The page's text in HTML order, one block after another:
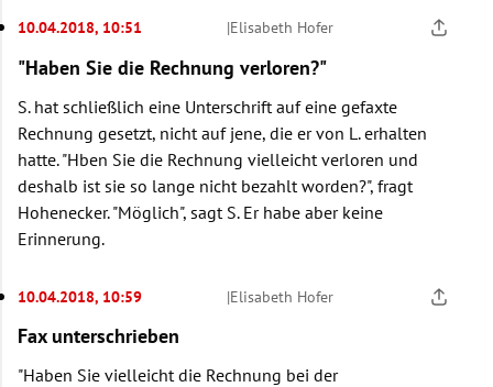
10.04.2018, 10:51 |Elisabeth Hofer
"Haben Sie die Rechnung verloren?"
S. hat schließlich eine Unterschrift auf eine gefaxte
Rechnung gesetzt, nicht auf jene, die er von L. erhalten
hatte. "Hben Sie die Rechnung vielleicht verloren und
deshalb ist sie so lange nicht bezahlt worden?", fragt
Hohenecker. "Möglich", sagt S. Er habe aber keine
Erinnerung.
10.04.2018, 10:59 |Elisabeth Hofer
Fax unterschrieben
"Haben Sie vielleicht die Rechnung bei der